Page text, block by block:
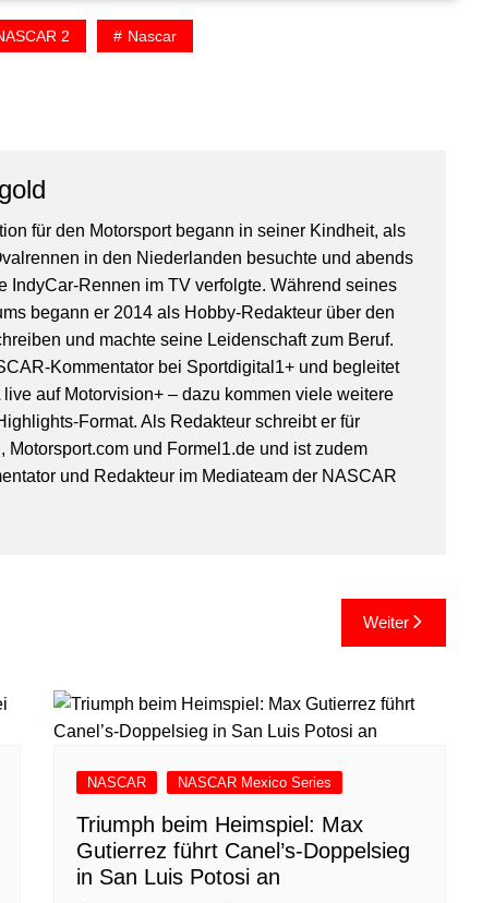
2 Nascar
für den Motorsport begann in seiner Kindheit, als
in den Niederlanden besuchte und abends
IndyCar-Rennen im TV verfolgte. Während seines
begann er 2014 als Hobby-Redakteur über den
und machte seine Leidenschaft zum Beruf.
Kommentator bei Sportdigital1+ und begleitet
live auf Motorvision+ – dazu kommen viele weitere
Format. Als Redakteur schreibt er für
Motorsport.com und Formel1.de und ist zudem
und Redakteur im Mediateam der NASCAR
Weiter
NASCAR NASCAR Mexico Series
Triumph beim Heimspiel: Max
Gutierrez führt Canel’s-Doppelsieg
in San Luis Potosi an